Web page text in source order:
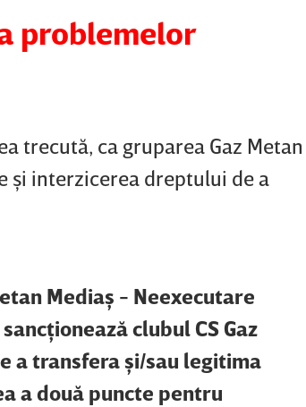
problemelor
trecută, ca gruparea Gaz Metan
şi interzicerea dreptului de a
Mediaş - Neexecutare
clubul CS Gaz
a transfera şi/sau legitima
a două puncte pentru